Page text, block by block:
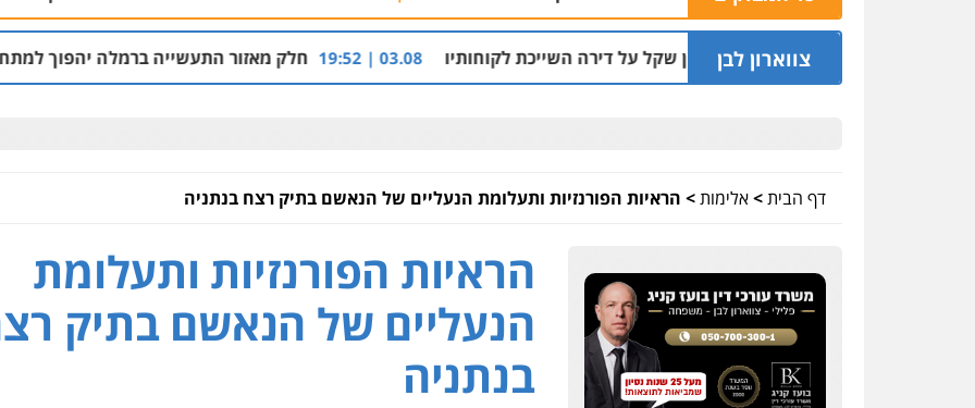
צווארון לבן
שעקץ שני מיליון שקל על דירה השייכת לקוחותיו 03.08 | 19:52 חלק מאזור התעשייה ברמלה יהפוך למתחם מגורים עם 1,700 יחידות דיור
דף הבית>אלימות> הראיות הפורנזיות ותעלומת הנעליים של הנאשם בתיק רצח בנתניה
הראיות הפורנזיות ותעלומת
הנעליים של הנאשם בתיק
בנתניה